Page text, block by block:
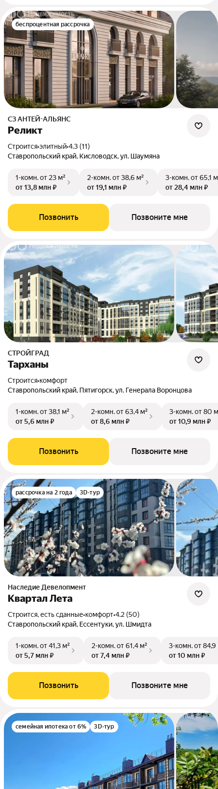
беспроцентная рассрочка
СЗ АНТЕЙ-АЛЬЯНС
Реликт
Строится•элитный•4.3 (11)
Ставропольский край, Кисловодск, ул. Шаумяна
1-комн.от 23 м²
от 13,8 млн ₽
2-комн.от 38,6 м²
от 19,1 млн ₽
3-комн.от 65,1
от 28,4 млн ₽
Позвонить Позвоните мне
СТРОЙГРАД
Тарханы
Строится•комфорт
Ставропольский край, Пятигорск, ул. Генерала Воронцова
1-комн.от 38,1 м²
от 5,6 млн ₽
2-комн.от 63,4 м²
от 8,6 млн ₽
3-комн.от 80
от 10,9 млн ₽
Позвонить Позвоните мне
рассрочка на 2 года 3D-тур
Наследие Девелопмент
Квартал Лета
Строится, есть сданные•комфорт•4.2 (50)
Ставропольский край, Ессентуки, ул. Шмидта
1-комн.от 41,3 м²
от 5,7 млн ₽
2-комн.от 61,4 м²
от 7,4 млн ₽
3-комн.от 84,9
от 10 млн ₽
Позвонить Позвоните мне
семейная ипотека от 6% 3D-тур